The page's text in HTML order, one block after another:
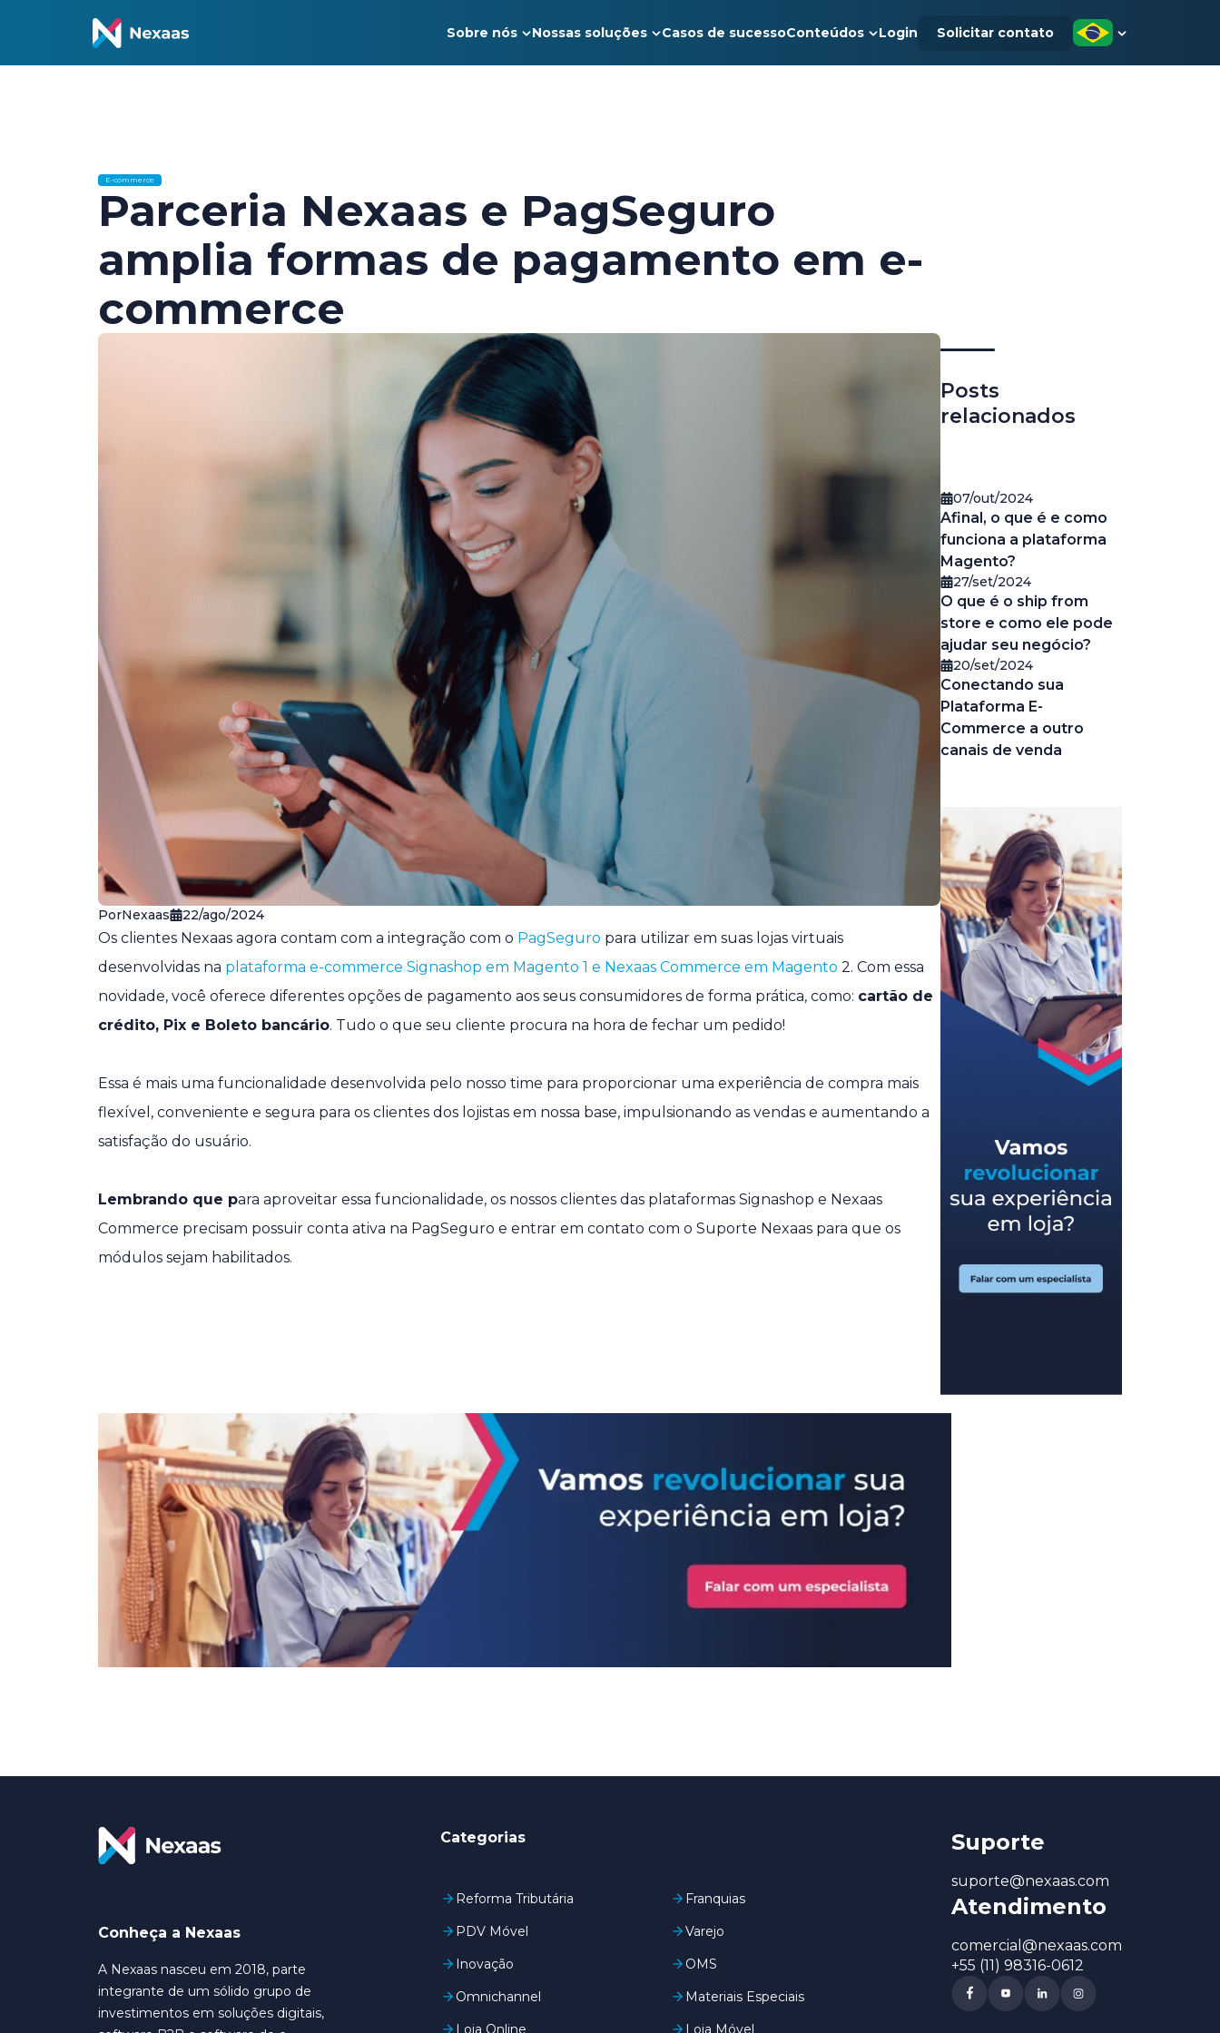
Sobre nós Nossas soluções Casos de sucessoConteúdos Login Solicitar contato
E-commerce
Parceria Nexaas e PagSeguro
amplia formas de pagamento em e-
commerce
PorNexaas 22/ago/2024
Os clientes Nexaas agora contam com a integração com o PagSeguro para utilizar em suas lojas virtuais
desenvolvidas na plataforma e-commerce Signashop em Magento 1 e Nexaas Commerce em Magento 2. Com essa
novidade, você oferece diferentes opções de pagamento aos seus consumidores de forma prática, como: cartão de
crédito, Pix e Boleto bancário. Tudo o que seu cliente procura na hora de fechar um pedido!
Essa é mais uma funcionalidade desenvolvida pelo nosso time para proporcionar uma experiência de compra mais
flexível, conveniente e segura para os clientes dos lojistas em nossa base, impulsionando as vendas e aumentando a
satisfação do usuário.
Lembrando que para aproveitar essa funcionalidade, os nossos clientes das plataformas Signashop e Nexaas
Commerce precisam possuir conta ativa na PagSeguro e entrar em contato com o Suporte Nexaas para que os
módulos sejam habilitados.
Posts
relacionados
07/out/2024
Afinal, o que é e como
funciona a plataforma
Magento?
27/set/2024
O que é o ship from
store e como ele pode
ajudar seu negócio?
20/set/2024
Conectando sua
Plataforma E-
Commerce a outro
canais de venda
Conheça a Nexaas
A Nexaas nasceu em 2018, parte
integrante de um sólido grupo de
investimentos em soluções digitais,
Categorias
Reforma Tributária
Franquias
PDV Móvel
Varejo
Inovação
OMS
Omnichannel
Materiais Especiais
Loja Online
Loja Móvel
Suporte
suporte@nexaas.com
Atendimento
comercial@nexaas.com
+55 (11) 98316-0612